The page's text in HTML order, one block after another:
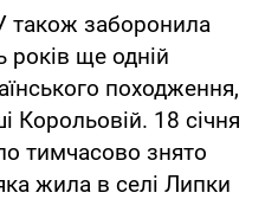
також заборонила
років ще одній
походження,
Корольовій. 18 січня
тимчасово знято
жила в селі Липки